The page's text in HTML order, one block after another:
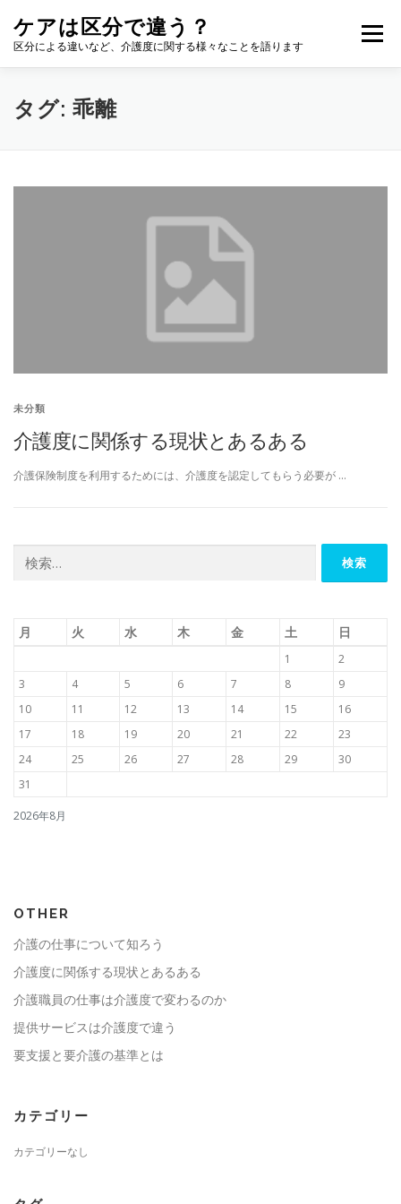
ケアは区分で違う？
区分による違いなど、介護度に関する様々なことを語ります
メニュー
タグ: 乖離
未分類
介護度に関係する現状とあるある
介護保険制度を利用するためには、介護度を認定してもらう必要が …
索:
2026年8月
月 火 水 木 金 土 日
1
2
3
4 5 6 7 8
9
10
11 12 13 14 15
16
17
18 19 20 21 22
23
24
25 26 27 28 29
30
31
OTHER
介護の仕事について知ろう
介護度に関係する現状とあるある
介護職員の仕事は介護度で変わるのか
提供サービスは介護度で違う
要支援と要介護の基準とは
カテゴリー
カテゴリーなし